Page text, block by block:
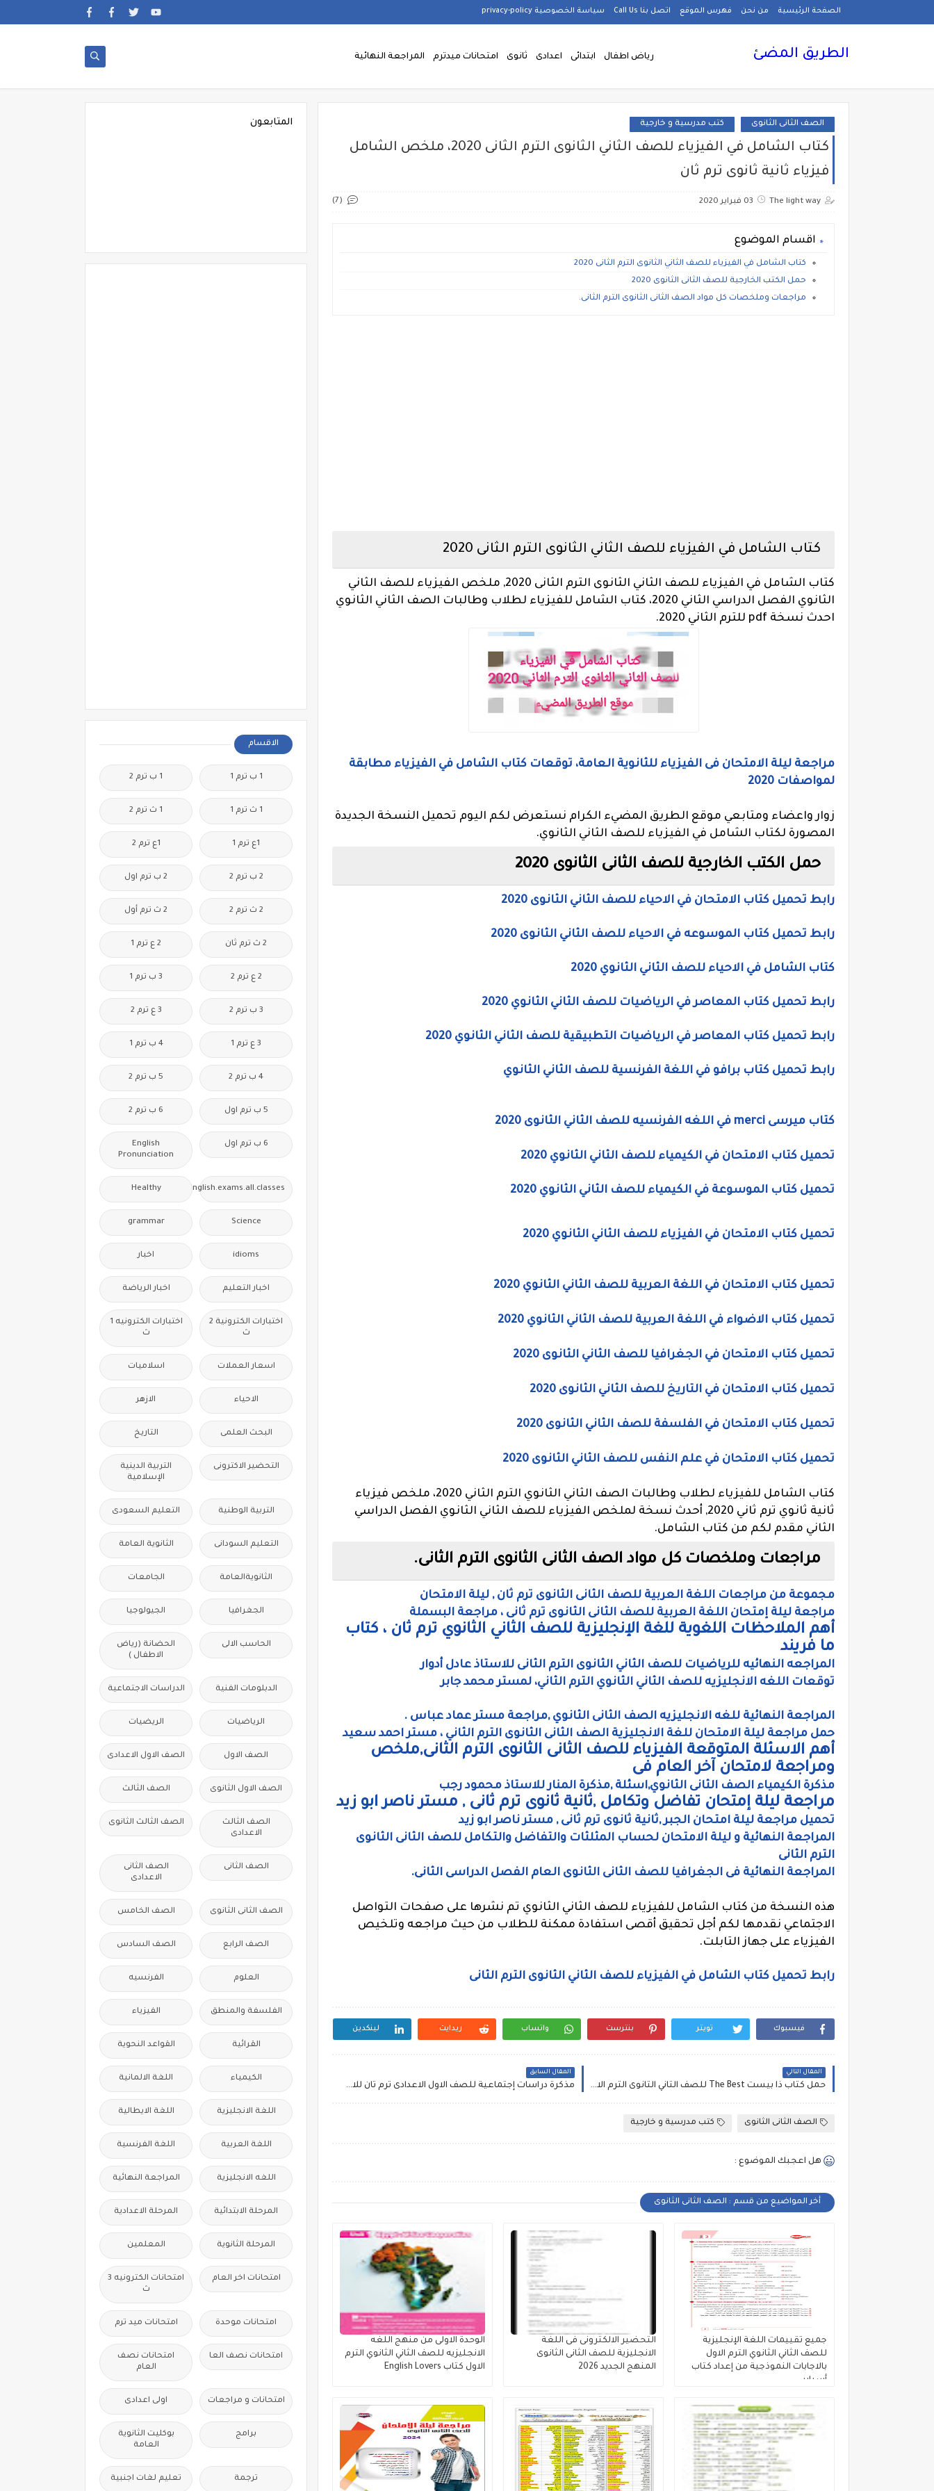
الصفحة الرئيسية من نحن فهرس الموقع اتصل بنا Call Us سياسة الخصوصية privacy-policy
الطريق المضئ رياض اطفال ابتدائى اعدادى ثانوى امتحانات ميدترم المراجعة النهائية
الصف الثانى الثانوى كتب مدرسية و خارجية
كتاب الشامل في الفيزياء للصف الثاني الثانوى الترم الثانى 2020، ملخص الشامل
فيزياء ثانية ثانوى ترم ثان
The light way 03 فبراير 2020 (7)
اقسام الموضوع
كتاب الشامل في الفيزياء للصف الثاني الثانوى الترم الثانى 2020
حمل الكتب الخارجية للصف الثانى الثانوى 2020
مراجعات وملخصات كل مواد الصف الثانى الثانوى الترم الثانى.
كتاب الشامل في الفيزياء للصف الثاني الثانوى الترم الثانى 2020
كتاب الشامل في الفيزياء للصف الثاني الثانوى الترم الثانى 2020, ملخص الفيزياء للصف الثاني
الثانوي الفصل الدراسي الثاني 2020، كتاب الشامل للفيزياء لطلاب وطالبات الصف الثاني الثانوي
احدث نسخة pdf للترم الثاني 2020.
مراجعة ليلة الامتحان فى الفيزياء للثانوية العامة، توقعات كتاب الشامل في الفيزياء مطابقة
لمواصفات 2020
زوار واعضاء ومتابعي موقع الطريق المضيء الكرام نستعرض لكم اليوم تحميل النسخة الجديدة
المصورة لكتاب الشامل في الفيزياء للصف الثاني الثانوي.
حمل الكتب الخارجية للصف الثانى الثانوى 2020
رابط تحميل كتاب الامتحان في الاحياء للصف الثاني الثانوى 2020
رابط تحميل كتاب الموسوعه في الاحياء للصف الثاني الثانوى 2020
كتاب الشامل في الاحياء للصف الثاني الثانوي 2020
رابط تحميل كتاب المعاصر في الرياضيات للصف الثاني الثانوي 2020
رابط تحميل كتاب المعاصر في الرياضيات التطبيقية للصف الثاني الثانوي 2020
رابط تحميل كتاب برافو في اللغة الفرنسية للصف الثاني الثانوي
كتاب ميرسى merci في اللغه الفرنسيه للصف الثاني الثانوى 2020
تحميل كتاب الامتحان في الكيمياء للصف الثاني الثانوي 2020
تحميل كتاب الموسوعة في الكيمياء للصف الثاني الثانوي 2020
تحميل كتاب الامتحان في الفيزياء للصف الثاني الثانوي 2020
تحميل كتاب الامتحان في اللغة العربية للصف الثاني الثانوي 2020
تحميل كتاب الاضواء في اللغة العربية للصف الثاني الثانوي 2020
تحميل كتاب الامتحان في الجغرافيا للصف الثاني الثانوى 2020
تحميل كتاب الامتحان في التاريخ للصف الثاني الثانوى 2020
تحميل كتاب الامتحان في الفلسفة للصف الثاني الثانوى 2020
تحميل كتاب الامتحان في علم النفس للصف الثاني الثانوى 2020
كتاب الشامل للفيزياء لطلاب وطالبات الصف الثاني الثانوي الترم الثاني 2020، ملخص فيزياء
ثانية ثانوي ترم ثاني 2020, أحدث نسخة لملخص الفيزياء للصف الثاني الثانوي الفصل الدراسي
الثاني مقدم لكم من كتاب الشامل.
مراجعات وملخصات كل مواد الصف الثانى الثانوى الترم الثانى.
مجموعة من مراجعات اللغة العربية للصف الثانى الثانوى ترم ثان , ليلة الامتحان
مراجعة ليلة إمتحان اللغة العربية للصف الثانى الثانوى ترم ثانى ، مراجعة البسملة
أهم الملاحظات اللغوية للغة الإنجليزية للصف الثاني الثانوي ترم ثان ، كتاب
ما فريند
المراجعه النهائيه للرياضيات للصف الثاني الثانوى الترم الثانى للاستاذ عادل أدوار
توقعات اللغه الانجليزيه للصف الثاني الثانوي الترم الثاني، لمستر محمد جابر
المراجعة النهائية للغه الانجليزيه الصف الثانى الثانوي ,مراجعة مستر عماد عباس .
حمل مراجعة ليلة الامتحان للغة الانجليزية الصف الثانى الثانوى الترم الثاني ، مستر احمد سعيد
أهم الاسئلة المتوقعة الفيزياء للصف الثانى الثانوى الترم الثانى,ملخص
ومراجعة لامتحان آخر العام فى
مذكرة الكيمياء الصف الثانى الثانوي,اسئلة ,مذكرة المنار للاستاذ محمود رجب
مراجعة ليلة إمتحان تفاضل وتكامل ,ثانية ثانوى ترم ثانى , مستر ناصر ابو زيد
تحميل مراجعة ليلة امتحان الجبر ,ثانية ثانوى ترم ثانى , مستر ناصر ابو زيد
المراجعة النهائية و ليلة الامتحان لحساب المثلثات والتفاضل والتكامل للصف الثانى الثانوى
الترم الثانى
المراجعة النهائية فى الجغرافيا للصف الثانى الثانوى العام الفصل الدراسى الثانى.
هذه النسخة من كتاب الشامل للفيزياء للصف الثاني الثانوي تم نشرها على صفحات التواصل
الاجتماعي نقدمها لكم أجل تحقيق أقصى استفادة ممكنة للطلاب من حيث مراجعه وتلخيص
الفيزياء على جهاز التابلت.
رابط تحميل كتاب الشامل في الفيزياء للصف الثاني الثانوى الترم الثانى
فيسبوك تويتر بنترست واتساب ريدايت لينكدين
المقال التالي
حمل كتاب ذا بيست The Best للصف الثاني الثانوى الترم الاول 2020
المقال السابق
مذكرة دراسات إجتماعية للصف الاول الاعدادى ترم ثان للاستاذة أيه السمكرى
الصف الثانى الثانوى كتب مدرسية و خارجية
هل اعجبك الموضوع :
أخر المواضيع من قسم : الصف الثانى الثانوى
جميع تقييمات اللغة الإنجليزية
للصف الثاني الثانوي الترم الاول
بالاجابات النموذجية من إعداد كتاب
أسباير
التحضير الالكترونى فى اللغة
الانجليزية للصف الثانى الثانوى
المنهج الجديد 2026
الوحدة الاولى من منهج اللغه
الانجليزيه للصف الثاني الثانوي الترم
الاول كتاب English Lovers
المتابعون
الاقسام
1 ب ترم 1 1 ب ترم 2
1 ث ترم 1 1 ث ترم 2
1ع ترم 1 1ع ترم 2
2 ب ترم 2 2 ب ترم اول
2 ث ترم 2 2 ث ترم أول
2 ث ترم ثان 2 ع ترم 1
2 ع ترم 2 3 ب ترم 1
3 ب ترم 2 3 ع ترم 2
3 ع ترم 1 4 ب ترم 1
4 ب ترم 2 5 ب ترم 2
5 ب ترم اول 6 ب ترم 2
6 ب ترم اول
English
Pronunciation
Free.English.exams.all.classes
Healthy
Science
grammar
idioms اخبار
اخبار التعليم اخبار الرياضة
اختبارات الكترونية 2
ث
اختبارات الكترونيه 1
ث
اسعار العملات اسلاميات
الاحياء الازهر
البحث العلمى التاريخ
التحضير الاكترونى
التربية الدينية
الإسلامية
التربية الوطنية التعليم السعودى
التعليم السودانى الثانوية العامة
الثانويةالعامة الجامعات
الجغرافيا الجيولوجيا
الحاسب الالى
الحضانة (رياض
الاطفال )
الدبلومات الفنية الدراسات الاجتماعية
الرياضيات الريضيات
الصف الاول الصف الاول الاعدادى
الصف الاول الثانوى الصف الثالث
الصف الثالث
الاعدادى
الصف الثالث الثانوى
الصف الثانى
الصف الثانى
الاعدادى
الصف الثانى الثانوى الصف الخامس
الصف الرابع الصف السادس
العلوم الفرنسيه
الفلسفة والمنطق الفيزياء
القرائية القواعد النحوية
الكيمياء اللغة الالمانية
اللغة الانجليزية اللغة الايطالية
اللغة العربية اللغة الفرنسية
اللغه الانجليزية المراجعة النهائية
المرحلة الابتدائية المرحلة الاعدادية
المرحلة الثانوية المعلمين
امتحانات اخر العام
امتحانات الكترونيه 3
ث
امتحانات موحدة امتحانات ميد ترم
امتحانات نصف العا
امتحانات نصف
العام
امتحانات و مراجعات اولى اعدادى
برامج
بوكليت الثانوية
العامة
ترجمة تعليم لغات اجنبية